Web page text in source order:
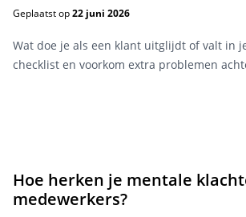
Geplaatst op22 juni 2026
Wat doe je als een klant uitglijdt of valt in
checklist en voorkom extra problemen
Hoe herken je mentale
medewerkers?